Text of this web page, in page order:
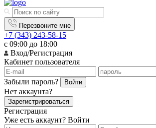
Перезвоните мне
+7 (343) 243-58-15
с 09:00 до 18:00
Вход/Регистрация
Кабинет пользователя
Забыли пароль? Войти
Нет аккаунта?
Зарегистрироваться
Регистрация
Уже есть аккаунт? Войти